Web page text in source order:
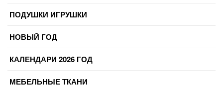
ПОДУШКИ ИГРУШКИ
НОВЫЙ ГОД
КАЛЕНДАРИ 2026 ГОД
МЕБЕЛЬНЫЕ ТКАНИ